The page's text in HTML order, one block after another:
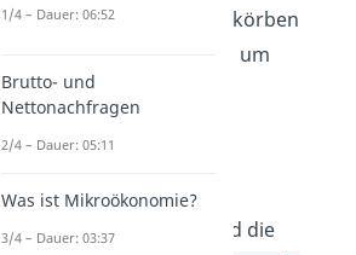
verschiedenen Warenkörben
, um
anhand gegebener
Präferenzordnung zu
Aus einer gegebenen
Budgetrestriktion wird die
1/4 – Dauer: 06:52
Brutto- und
Nettonachfragen
2/4 – Dauer: 05:11
Was ist Mikroökonomie?
3/4 – Dauer: 03:37